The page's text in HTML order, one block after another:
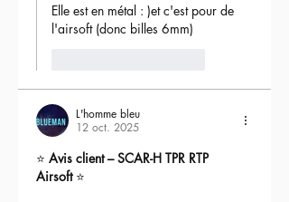
Elle est en métal : )et c'est pour de
l'airsoft (donc billes 6mm)
L'homme bleu
12 oct. 2025
⭐ Avis client – SCAR-H TPR RTP
Airsoft ⭐